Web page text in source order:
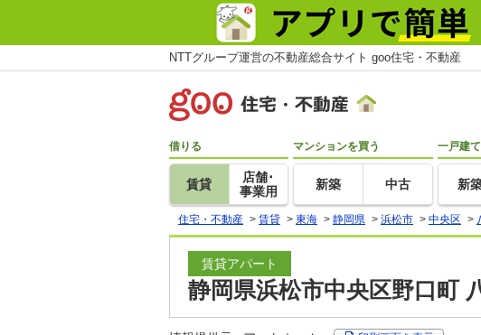
NTTグループ運営の不動産総合サイト goo住宅・不動産
借りる
賃貸
店舗･
事業用
マンションを買う
新築 中古
一戸建
新
住宅・不動産 > 賃貸 > 東海 > 静岡県 > 浜松市 > 中央区 >
賃貸アパート
静岡県浜松市中央区野口町